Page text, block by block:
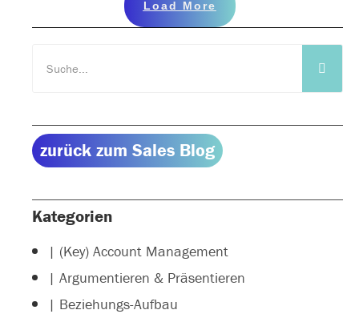
Load More
zurück zum Sales Blog
Kategorien
| (Key) Account Management
| Argumentieren & Präsentieren
| Beziehungs-Aufbau